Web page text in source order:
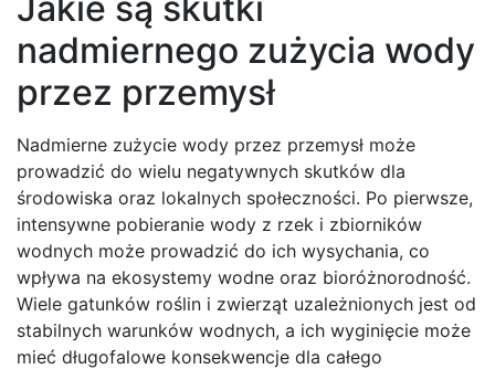
nadmiernego zużycia wody
przez przemysł
Nadmierne zużycie wody przez przemysł może
prowadzić do wielu negatywnych skutków dla
środowiska oraz lokalnych społeczności. Po pierwsze,
intensywne pobieranie wody z rzek i zbiorników
wodnych może prowadzić do ich wysychania, co
wpływa na ekosystemy wodne oraz bioróżnorodność.
Wiele gatunków roślin i zwierząt uzależnionych jest od
stabilnych warunków wodnych, a ich wyginięcie może
mieć długofalowe konsekwencje dla całego